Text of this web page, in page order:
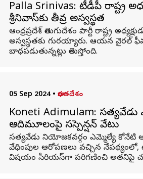
Palla Srinivas: టీడీపీ రాష్ట్ర
శ్రీనివాస్‌కు తీవ్ర అస్వస్థత
ఆంధ్రప్రదేశ్ తెలుగుదేశం పార్టీ రాష్ట్ర
అస్వస్థతకు గురయ్యారు. ఆయన వైరల్
బాధపడుతున్నట్లు తెలుస్తోంది.
05 Sep 2024 • భారతదేశం
Koneti Adimulam: సత్యవేడు
ఆదిమూలంపై సస్పెన్షన్ వేటు
సత్యవేడు నియోజకవర్గం ఎమ్మెల్యే కోనేటి
వేధింపుల ఆరోపణలు వచ్చిన
విషయం సీరియస్‌గా పరిగణించి అతనిపై